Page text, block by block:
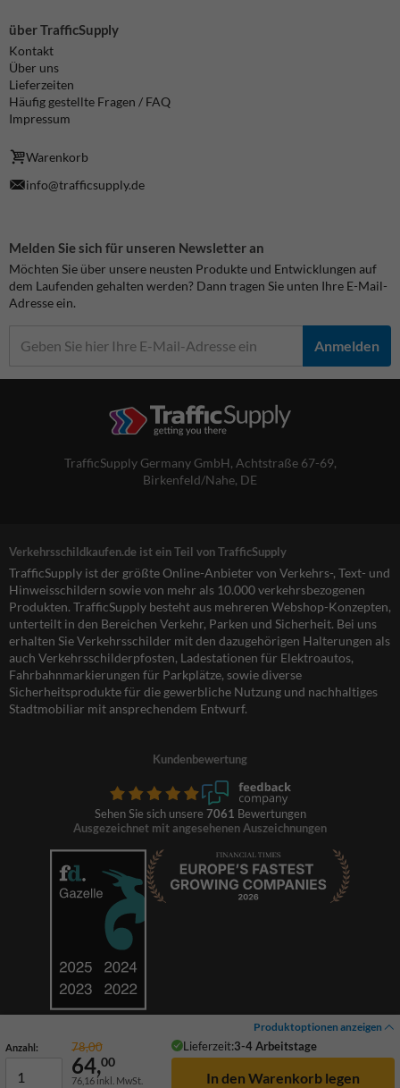
Produktoptionen anzeigen
Anzahl: 78,00 Lieferzeit:3-4 Arbeitstage
64,00
76,16 inkl. MwSt.
über TrafficSupply
Kontakt
Über uns
Lieferzeiten
Häufig gestellte Fragen / FAQ
Impressum
Warenkorb
info@trafficsupply.de
Melden Sie sich für unseren Newsletter an
Möchten Sie über unsere neusten Produkte und Entwicklungen auf
dem Laufenden gehalten werden? Dann tragen Sie unten Ihre E-Mail-
Adresse ein.
Anmelden
TrafficSupply Germany GmbH, Achtstraße 67-69,
Birkenfeld/Nahe, DE
Verkehrsschildkaufen.de ist ein Teil von TrafficSupply
TrafficSupply ist der größte Online-Anbieter von Verkehrs-, Text- und
Hinweisschildern sowie von mehr als 10.000 verkehrsbezogenen
Produkten. TrafficSupply besteht aus mehreren Webshop-Konzepten,
unterteilt in den Bereichen Verkehr, Parken und Sicherheit. Bei uns
erhalten Sie Verkehrsschilder mit den dazugehörigen Halterungen als
auch Verkehrsschilderpfosten, Ladestationen für Elektroautos,
Fahrbahnmarkierungen für Parkplätze, sowie diverse
Sicherheitsprodukte für die gewerbliche Nutzung und nachhaltiges
Stadtmobiliar mit ansprechendem Entwurf.
Kundenbewertung
Sehen Sie sich unsere 7061 Bewertungen
Ausgezeichnet mit angesehenen Auszeichnungen
© 2026 TrafficSupply. Alle Rechte vorbehalten.